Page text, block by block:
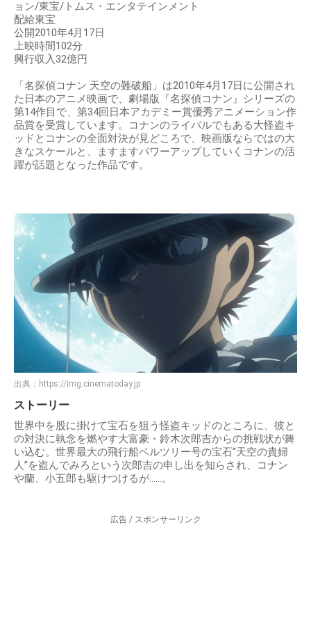
ョン/東宝/トムス・エンタテインメント
配給東宝
公開2010年4月17日
上映時間102分
興行収入32億円
「名探偵コナン 天空の難破船」は2010年4月17日に公開され
た日本のアニメ映画で、劇場版『名探偵コナン』シリーズの
第14作目で、第34回日本アカデミー賞優秀アニメーション作
品賞を受賞しています。コナンのライバルでもある大怪盗キ
ッドとコナンの全面対決が見どころで、映画版ならではの大
きなスケールと、ますますパワーアップしていくコナンの活
躍が話題となった作品です。
出典： https://img.cinematoday.jp
ストーリー
世界中を股に掛けて宝石を狙う怪盗キッドのところに、彼と
の対決に執念を燃やす大富豪・鈴木次郎吉からの挑戦状が舞
い込む。世界最大の飛行船ベルツリー号の宝石“天空の貴婦
人”を盗んでみろという次郎吉の申し出を知らされ、コナン
や蘭、小五郎も駆けつけるが……。
広告 / スポンサーリンク